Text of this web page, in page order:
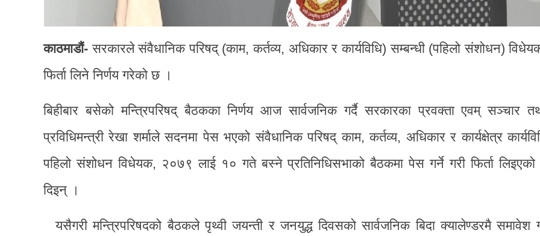
काठमाडौं- सरकारले संवैधानिक परिषद् (काम, कर्तव्य, अधिकार र कार्यविधि) सम्बन्धी (पहिलो संशोधन)
फिर्ता लिने निर्णय गरेको छ ।
बिहीबार बसेको मन्त्रिपरिषद् बैठकका निर्णय आज सार्वजनिक गर्दै सरकारका प्रवक्ता एवम् सञ्चार
प्रविधिमन्त्री रेखा शर्माले सदनमा पेस भएको संवैधानिक परिषद् काम, कर्तव्य, अधिकार र कार्यक्षेत्र
पहिलो संशोधन विधेयक, २०७९ लाई १० गते बस्ने प्रतिनिधिसभाको बैठकमा पेस गर्ने गरी फिर्ता लिइएको
दिइन् ।
यसैगरी मन्त्रिपरिषदको बैठकले पृथ्वी जयन्ती र जनयुद्ध दिवसको सार्वजनिक बिदा क्यालेण्डरमै समावेश